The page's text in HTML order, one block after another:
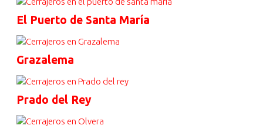
El Puerto de Santa María
Grazalema
Prado del Rey